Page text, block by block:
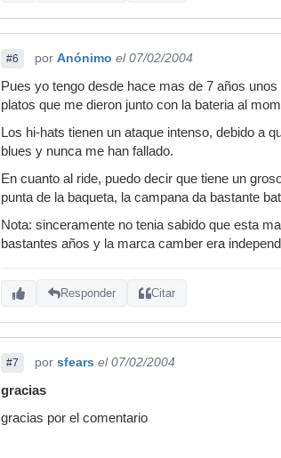
#6 por Anónimo el 07/02/2004
Pues yo tengo desde hace mas de 7 años
platos que me dieron junto con la bateria al
Los hi-hats tienen un ataque intenso, debido a
blues y nunca me han fallado.
En cuanto al ride, puedo decir que tiene un
punta de la baqueta, la campana da bastante
Nota: sinceramente no tenia sabido que esta
bastantes años y la marca camber era
Responder Citar
#7 por sfears el 07/02/2004
gracias
gracias por el comentario